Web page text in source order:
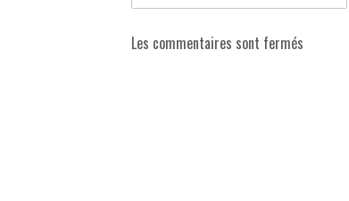
Les commentaires sont fermés